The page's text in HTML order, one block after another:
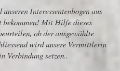
Interessentenbogen aus
bekommen! Mit Hilfe dieses
ob der ausgewählte
wird unsere Vermittlerin
Verbindung setzen..